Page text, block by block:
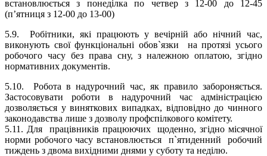
встановлюється з понеділка по четвер з 12-00 до 12-45
(п’ятниця з 12-00 до 13-00)
5.9. Робітники, які працюють у вечірній або нічний час,
виконують свої функціональні обов`язки на протязі усього
робочого часу без права сну, з належною оплатою, згідно
нормативних документів.
5.10. Робота в надурочний час, як правило забороняється.
Застосовувати роботи в надурочний час адміністрацією
дозволяється у виняткових випадках, відповідно до чинного
законодавства лише з дозволу профспілкового комітету.
5.11. Для
працівників працюючих
щоденно, згідно місячної
норми робочого часу встановлюється
п`ятиденний
робочий
тиждень з двома вихідними днями у суботу та неділю.